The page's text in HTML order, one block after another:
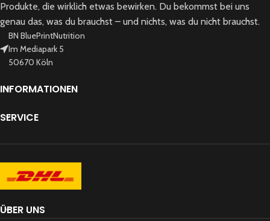
Produkte, die wirklich etwas bewirken. Du bekommst bei uns
genau das, was du brauchst – und nichts, was du nicht brauchst.
BN BluePrintNutrition
Im Mediapark 5
50670 Köln
INFORMATIONEN
SERVICE
ÜBER UNS